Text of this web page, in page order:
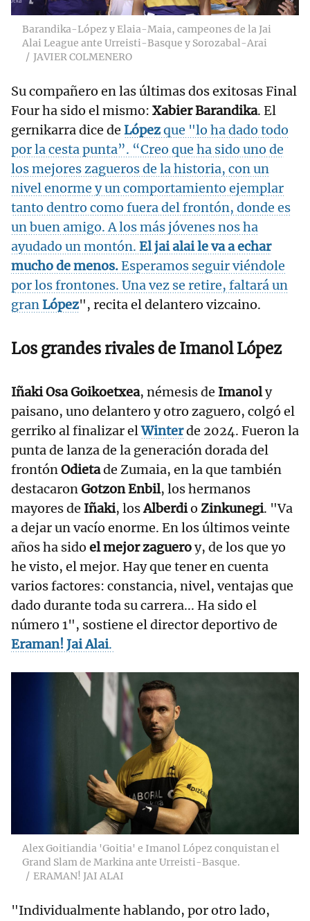
Barandika-López y Elaia-Maia, campeones de la Jai
Alai League ante Urreisti-Basque y Sorozabal-Arai
JAVIER COLMENERO
Su compañero en las últimas dos exitosas Final
Four ha sido el mismo: Xabier Barandika. El
gernikarra dice de Lópezque "lo ha dado todo
por la cesta punta”. “Creo que ha sido uno de
los mejores zagueros de la historia, con un
nivel enorme y un comportamiento ejemplar
tanto dentro como fuera del frontón, donde es
un buen amigo. A los más jóvenes nos ha
ayudado un montón. El jai alai le va a echar
mucho de menos.Esperamos seguir viéndole
por los frontones. Una vez se retire, faltará un
granLópez", recita el delantero vizcaino.
Los grandes rivales de ImanolLópez
Iñaki Osa Goikoetxea, némesis de Imanoly
paisano, uno delantero y otro zaguero, colgó el
gerriko al finalizar elWinterde 2024. Fueron la
punta de lanza de la generación dorada del
frontónOdietade Zumaia, en la que también
destacaronGotzon Enbil, los hermanos
mayores de Iñaki, losAlberdio Zinkunegi. "Va
a dejar un vacío enorme. En los últimos veinte
años ha sido el mejor zagueroy, de los que yo
he visto, el mejor. Hay que tener en cuenta
varios factores: constancia, nivel, ventajas que
dado durante toda su carrera... Ha sido el
número 1", sostiene el director deportivo de
Eraman! Jai Alai.
Alex Goitiandia 'Goitia' e Imanol López conquistan el
Grand Slam de Markina ante Urreisti-Basque.
ERAMAN! JAI ALAI
"Individualmente hablando, por otro lado,